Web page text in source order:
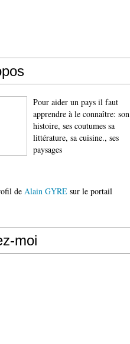
Pour aider un pays il faut
apprendre à le connaître: son
histoire, ses coutumes sa
littérature, sa cuisine., ses
paysages
de Alain GYRE sur le portail
moi